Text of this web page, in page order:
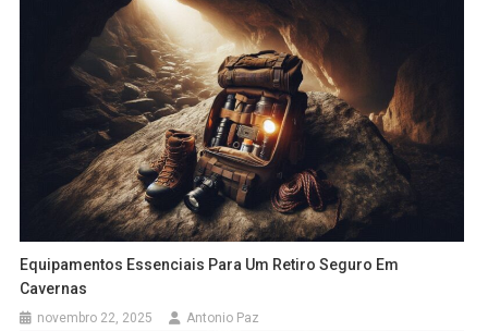
Equipamentos Essenciais Para Um Retiro Seguro Em
Cavernas
novembro 22, 2025 Antonio Paz